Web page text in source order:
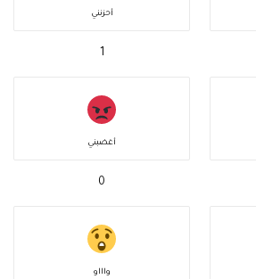
أحزنني
1
أغضبني
0
واااو